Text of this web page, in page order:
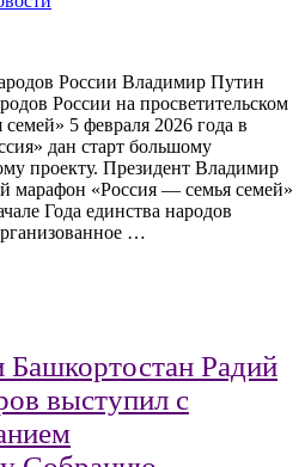
России Владимир Путин
России на просветительском
5 февраля 2026 года в
дан старт большому
проекту. Президент Владимир
марафон «Россия — семья семей»
Года единства народов
…
Башкортостан Радий
выступил с